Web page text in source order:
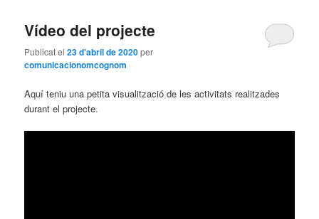
Vídeo del projecte
Publicat el23 d'abril de 2020per
comunicacionomcognom
Aquí teniu una petita visualització de les activitats realitzades
durant el projecte.